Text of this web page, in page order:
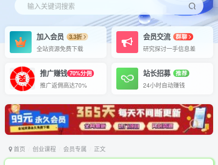
输入关键词搜索
加入会员
3.3折
全站资源免费下载
会员交流
群聊
研究探讨一手信息差
推广赚钱 70%分佣
推广返佣高达70%
站长招募
推荐
24小时自动赚钱
首页 创业课程 会员专属 正文